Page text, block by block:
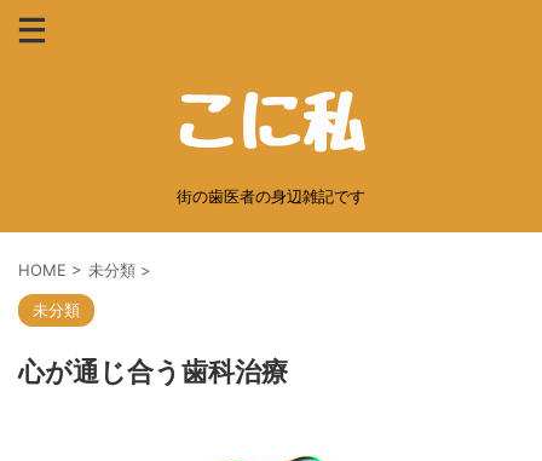
街の歯医者の身辺雑記です
HOME > 未分類 >
未分類
心が通じ合う歯科治療